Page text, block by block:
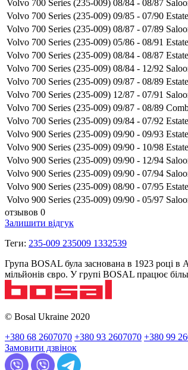
Volvo 700 Series (235-009) 08/84 - 08/87
Volvo 700 Series (235-009) 09/85 - 07/90
Volvo 700 Series (235-009) 08/87 - 07/89
Volvo 700 Series (235-009) 05/86 - 08/91
Volvo 700 Series (235-009) 08/84 - 08/87
Volvo 700 Series (235-009) 08/84 - 12/92
Volvo 700 Series (235-009) 09/87 - 08/89
Volvo 700 Series (235-009) 12/87 - 07/91
Volvo 700 Series (235-009) 09/87 - 08/89
Volvo 700 Series (235-009) 09/84 - 07/92
Volvo 900 Series (235-009) 09/90 - 09/93
Volvo 900 Series (235-009) 09/90 - 10/98
Volvo 900 Series (235-009) 09/90 - 12/94
Volvo 900 Series (235-009) 09/90 - 07/94
Volvo 900 Series (235-009) 08/90 - 07/95
Volvo 900 Series (235-009) 09/90 - 05/97
отзывов 0
Залишити відгук
Теги: 235-009 235009 1332539
Група BOSAL була заснована в 1923 році в
мільйонів євро. У групі BOSAL працює
© Bosal Ukraine 2020
+380 68 2607070 +380 93 2607070 +380 99
Замовити дзвінок